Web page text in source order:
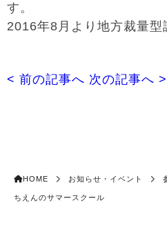
す。
2016年8月より地方裁量
< 前の記事へ 次の記事へ >
HOME お知らせ・イベント
ちえんのサマースクール